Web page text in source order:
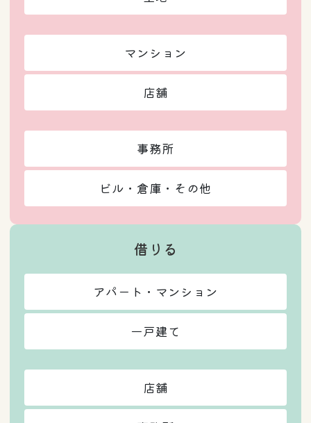
マンション
店舗
事務所
ビル・倉庫・その他
借りる
アパート・マンション
一戸建て
店舗